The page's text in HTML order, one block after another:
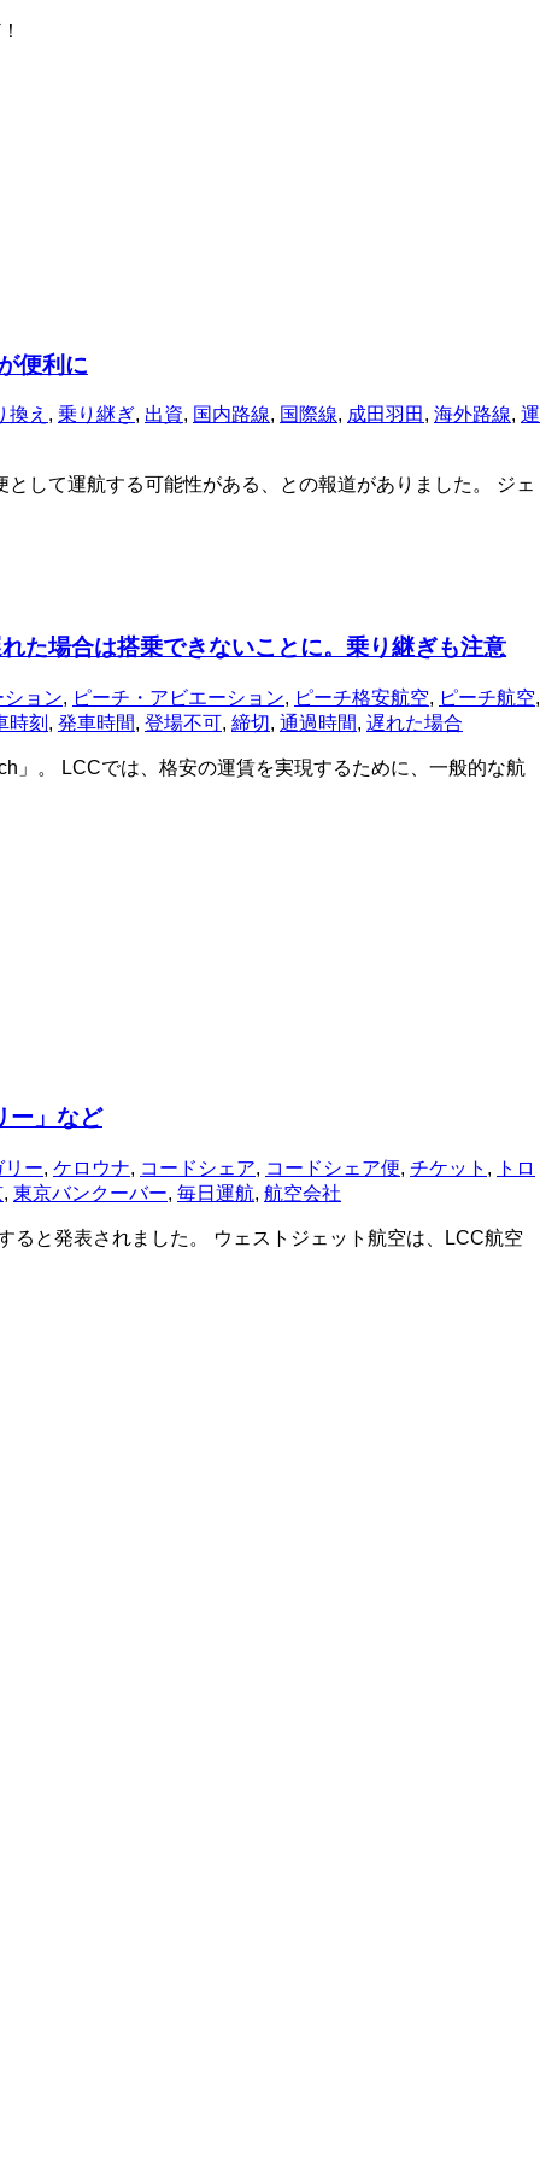
便利に
換え , 乗り継ぎ, 出資, 国内路線, 国際線, 成田羽田 , 海外路線, 運
して運航する可能性がある、との報道がありました。 ジェ
た場合は搭乗できないことに。乗り継ぎも注意
ョン, ピーチ・アビエーション, ピーチ格安航空, ピーチ航空,
時刻 , 発車時間, 登場不可, 締切, 通過時間, 遅れた場合
。 LCCでは、格安の運賃を実現するために、一般的な航
ー」など
リー, ケロウナ, コードシェア, コードシェア便, チケット ,
トロ
, 東京バンクーバー, 毎日運航, 航空会社
と発表されました。 ウェストジェット航空は、LCC航空